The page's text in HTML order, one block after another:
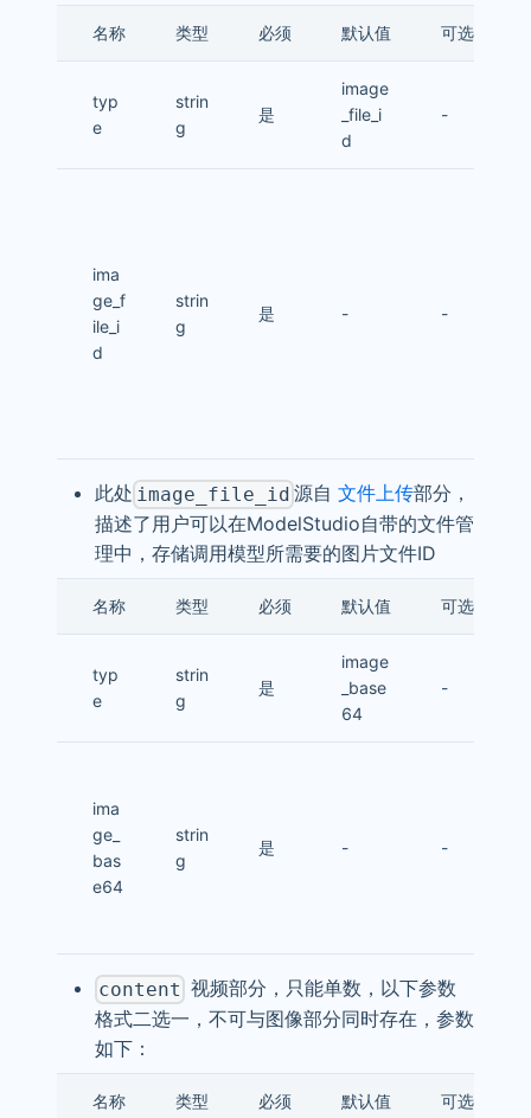
名称 类型 必须 默认值 可选值
typ
e
strin
g
是
image
_file_i
d
-
ima
ge_f
ile_i
d
strin
g
是 - -
此处 image_file_id 源自文件上传部分，
描述了用户可以在ModelStudio自带的文件管
理中，存储调用模型所需要的图片文件ID
名称 类型 必须 默认值 可选值
typ
e
strin
g
是
image
_base
64
-
ima
ge_
bas
e64
strin
g
是 - -
content 视频部分，只能单数，以下参数
格式二选一，不可与图像部分同时存在，参数
如下：
名称 类型 必须 默认值 可选值